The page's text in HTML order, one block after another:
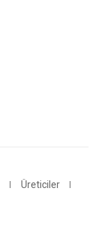
Üreticiler